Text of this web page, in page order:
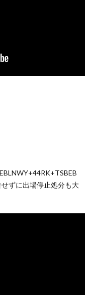
ずに出場停止処分も大